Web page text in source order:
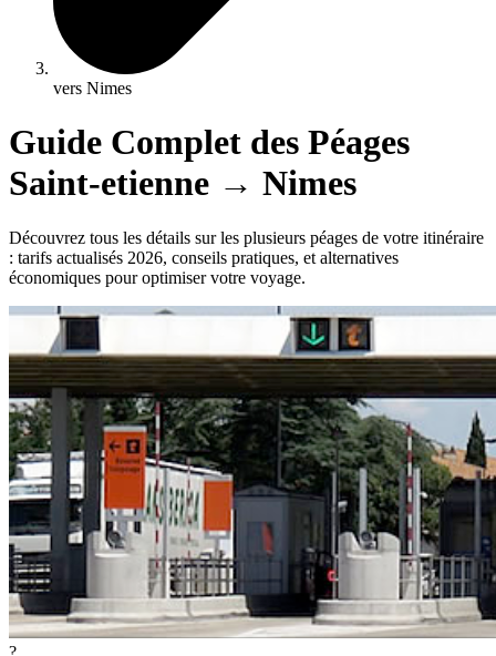
vers Nimes
Guide Complet des Péages
Saint-etienne → Nimes
Découvrez tous les détails sur les plusieurs péages de votre itinéraire
: tarifs actualisés 2026, conseils pratiques, et alternatives
économiques pour optimiser votre voyage.
?